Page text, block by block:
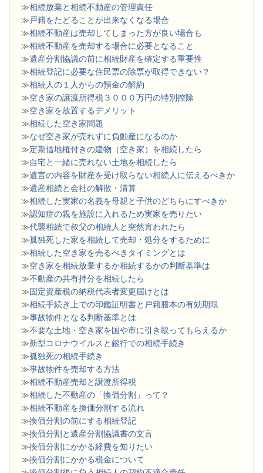
​≫相続放棄と相続不動産の管理責任
≫ 戸籍をたどることが出来なくなる場合
≫相続不動産は売却してしまった方が良い場合も
≫相続不動産を売却する場合に必要となること
≫遺産分割協議の前に相続財産を確定する重要性
≫相続登記に必要な住民票の除票が取得できない？
≫相続人の１人からの預金の解約
≫空き家の譲渡所得税３０００万円の特別控除
≫空き家を放置するデメリット
≫相続した空き家問題
​≫なぜ空き家が売れずに負動産になるのか
≫定期借地権付きの建物（空き家）を相続したら
≫自宅と一緒に売れない土地を相続したら
≫遺言の内容を財産を受け取らない相続人に伝えるべきか
≫遺産相続と会社の解散・清算
≫相続した実家の名義を母親と子供のどちらにすべきか
≫認知症の親を施設に入れるため実家を売りたい
≫代襲相続で叔父の相続人と突然言われたら
≫孤独死した家を相続して売却・処分をするために
≫相続した空き家を売るべきタイミングとは
≫空き家を相続放棄するか相続するかの判断基準は
≫不動産の共有持分を相続したら
≫固定資産税の納税代表者変更届けとは
≫相続手続き上での印鑑証明書と戸籍謄本の有効期限
≫事故物件となる判断基準とは
≫不要な土地・空き家を国や市に引き取ってもらえるか
≫新型コロナウイルスと銀行での相続手続き
≫孤独死の相続手続き
≫事故物件を売却する方法
≫相続不動産売却と譲渡所得税
≫相続した不動産の「換価分割」って？
≫相続不動産を換価分割する流れ
≫換価分割の前にする相続登記
≫換価分割と遺産分割協議書の文言
≫換価分割にかかる経費を知りたい
≫換価分割にかかる税金について